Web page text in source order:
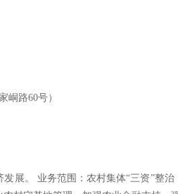
峒路60号）
展。 业务范围：农村集体“三资”整